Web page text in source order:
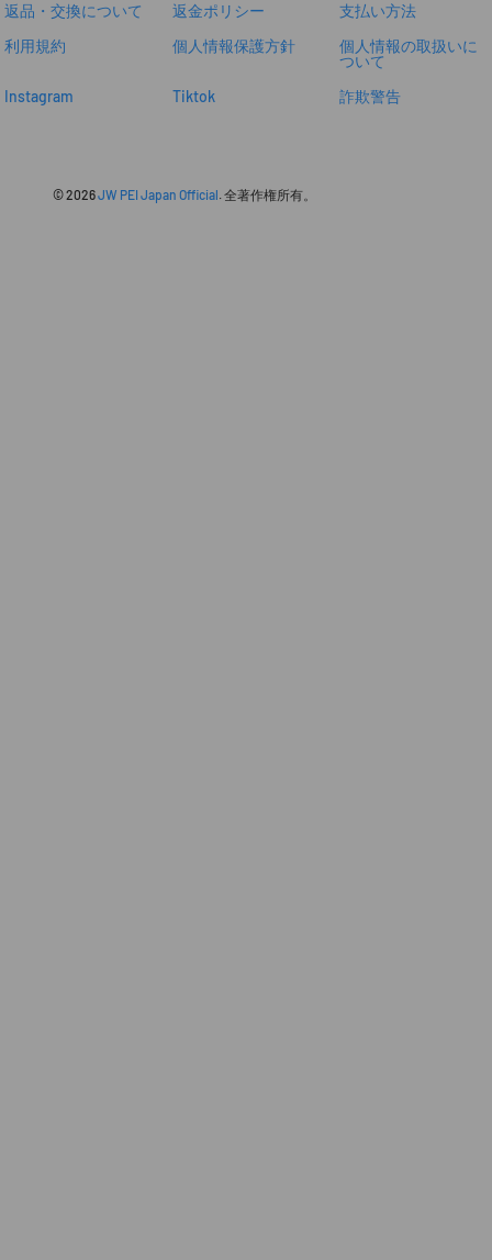
返品・交換について
返金ポリシー
支払い方法
利用規約
個人情報保護方針
個人情報の取扱いに
ついて
Instagram
Tiktok 詐欺警告
© 2026JW PEI Japan Official. 全著作権所有。